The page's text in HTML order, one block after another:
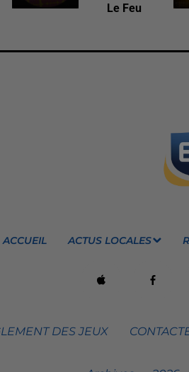
Le Feu
ACCUEIL ACTUS LOCALES
DES JEUX